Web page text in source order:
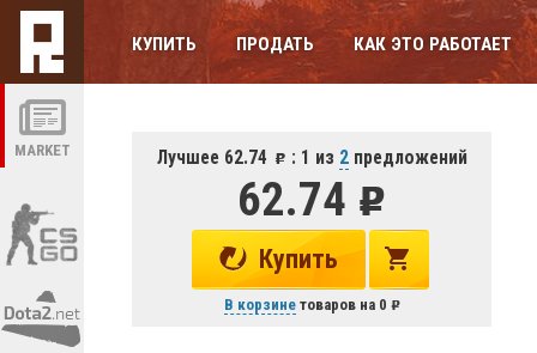
MARKET
КУПИТЬ ПРОДАТЬ КАК ЭТО РАБОТАЕТ
Лучшее 62.74 : 1 из 2предложений
62.74
Купить
В корзинетоваров на 0